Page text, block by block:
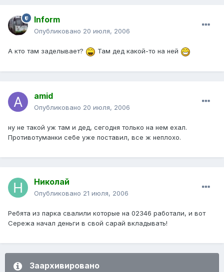
Inform
Опубликовано 20 июля, 2006
А кто там заделывает? Там дед какой-то на ней
amid
Опубликовано 20 июля, 2006
ну не такой уж там и дед, сегодня только на нем ехал.
Противотуманки себе уже поставил, все ж неплохо.
Николай
Опубликовано 21 июля, 2006
Ребята из парка свалили которые на 02346 работали, и вот
Сережа начал деньги в свой сарай вкладывать!
Заархивировано